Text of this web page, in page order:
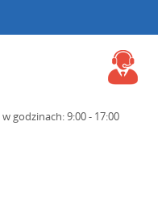
w godzinach: 9:00 - 17:00